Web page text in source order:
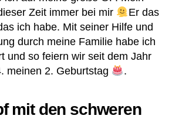
Zeit immer bei mir
Er das
ich habe. Mit seiner Hilfe und
durch meine Familie habe ich
und so feiern wir seit dem Jahr
meinen 2. Geburtstag
.
mit den schweren